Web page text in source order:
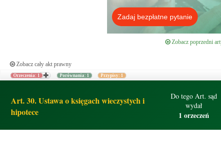
Zadaj bezpłatne pytanie
Zobacz poprzedni
Zobacz cały akt prawny
Orzeczenia: 1 Porównania: 1 Przypisy: 1
Art. 30. Ustawa o księgach wieczystych i
hipotece
Do tego Art. sąd
wydał
1 orzeczeń